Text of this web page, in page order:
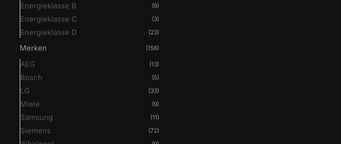
Energieklasse B (9)
Energieklasse C (3)
Energieklasse D (23)
Merken (156)
AEG (13)
Bosch (5)
LG (33)
Miele (9)
Samsung (11)
Siemens (72)